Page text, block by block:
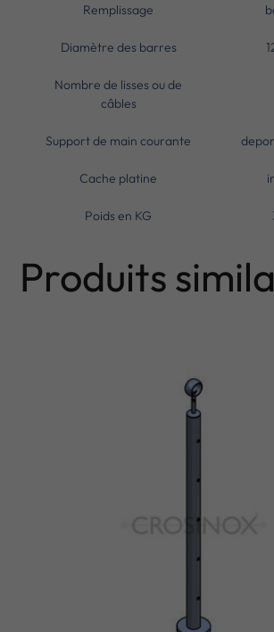
Remplissage
Diamètre des barres
Nombre de lisses ou de
câbles
Support de main courante
Cache platine
Poids en KG
Produits